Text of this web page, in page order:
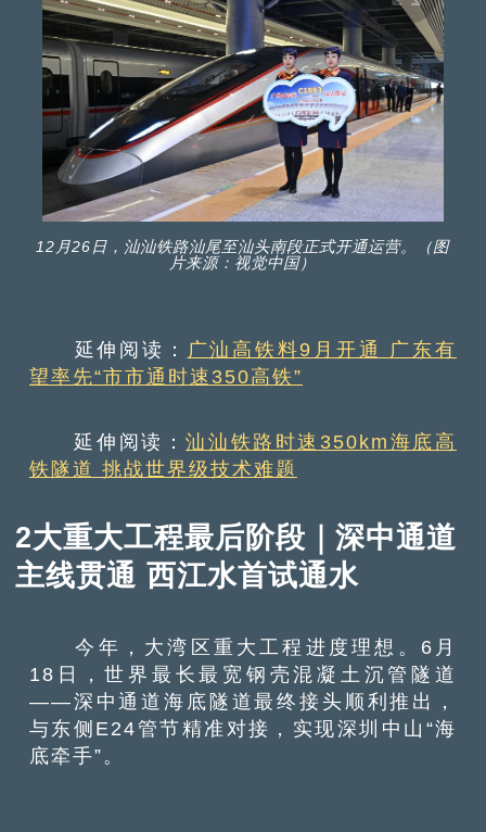
12月26日，汕汕铁路汕尾至汕头南段正式开通运营。（图
片来源：视觉中国）
延伸阅读：
广汕高铁料9月开通 广东有
望率先“市市通时速350高铁”
延伸阅读：汕汕铁路时速350km海底高
铁隧道 挑战世界级技术难题
2大重大工程最后阶段｜深中通道
主线贯通 西江水首试通水
今年，大湾区重大工程进度理想。6月
18日，世界最长最宽钢壳混凝土沉管隧道
——深中通道海底隧道最终接头顺利推出，
与东侧E24管节精准对接，实现深圳中山“海
底牵手”。